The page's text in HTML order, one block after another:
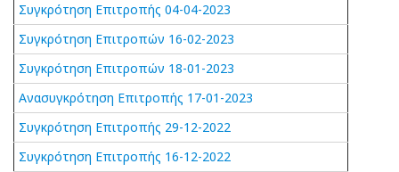
Συγκρότηση Επιτροπής 04-04-2023
Συγκρότηση Επιτροπών 16-02-2023
Συγκρότηση Επιτροπών 18-01-2023
Ανασυγκρότηση Επιτροπής 17-01-2023
Συγκρότηση Επιτροπής 29-12-2022
Συγκρότηση Επιτροπής 16-12-2022